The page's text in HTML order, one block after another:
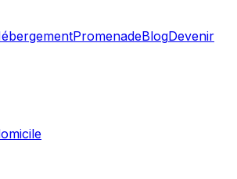
PromenadeBlogDevenir